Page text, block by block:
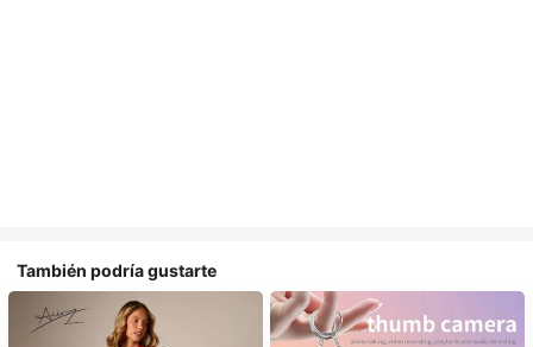
También podría gustarte